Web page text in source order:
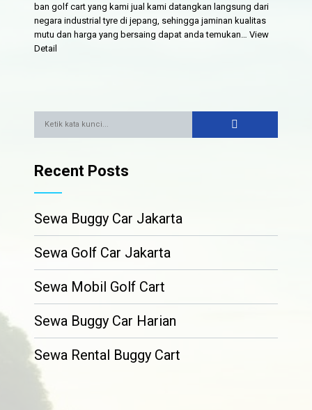
ban golf cart yang kami jual kami datangkan langsung dari
negara industrial tyre di jepang, sehingga jaminan kualitas
mutu dan harga yang bersaing dapat anda temukan…View
Detail
Recent Posts
Sewa Buggy Car Jakarta
Sewa Golf Car Jakarta
Sewa Mobil Golf Cart
Sewa Buggy Car Harian
Sewa Rental Buggy Cart